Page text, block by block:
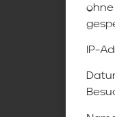
ohne
IP-